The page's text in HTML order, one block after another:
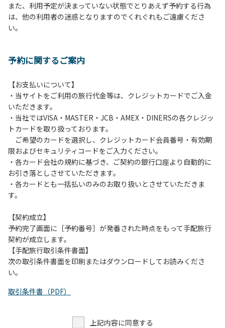
５、チェックアウトは、午前10時まで（日帰り使用の場合は
午後5時まで）です。チェックインの手続きを行っていない
方や使用人数が増えた場合は、必ず手続きを行ってくださ
ら午前10時までの間にゴミステーションに出してください。
は、お持ち帰りをお願いします。
【禁止事項】
カラオケ、発電機、地面での直火による焚き火、キャンプフ
ァイヤー、打ち上げ式花火、テントサウナの設置
【注意事項】
当キャンプ場のそばを流れる歴舟川は、上流で雨が降ると短
時間で増水し、川原で遊んでいると大変危険な状態になりや
すく、過去にも増水により人が流される事故が数件起きてい
（１）川原にテントやタープを張らない。
（２）雨が降ったときは川原で遊ばない。
（３）カムイコタン公園キャンプ場で雨が降らなくても、上
流で雨が降り急に増水することがあるので、水の濁りに注意
し、濁り始めたときには直ちに川原での遊びを中止する。
（４）キャンプ場の管理者や地元住民から川についての注意
また、利用予定が決まっていない状態でとりあえず予約する行為
は、他の利用者の迷惑となりますのでくれぐれもご遠慮くださ
い。
予約に関するご案内
【お支払いについて】
・当サイトをご利用の旅行代金等は、クレジットカードでご入金
いただきます。
・当社ではVISA・MASTER・JCB・AMEX・DINERSの各クレジッ
トカードを取り扱っております。
ご希望のカードを選択し、クレジットカード会員番号・有効期
限およびセキュリティコードをご入力ください。
・各カード会社の規約に基づき、ご契約の銀行口座より自動的に
お引き落としさせていただきます。
・各カードとも一括払いのみのお取り扱いとさせていただきま
す。
【契約成立】
予約完了画面に［予約番号］が発番された時点をもって手配旅行
契約が成立します。
【手配旅行取引条件書面】
次の取引条件書面を印刷またはダウンロードしてお読みくださ
い。
取引条件書（PDF）
上記内容に同意する